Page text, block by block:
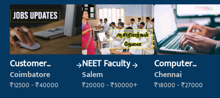
Customer
Support Officer
Coimbatore
₹12500 - ₹40000
NEET Faculty
Salem
₹20000 - ₹50000+
Computer
Operator
Chennai
₹18000 - ₹27000